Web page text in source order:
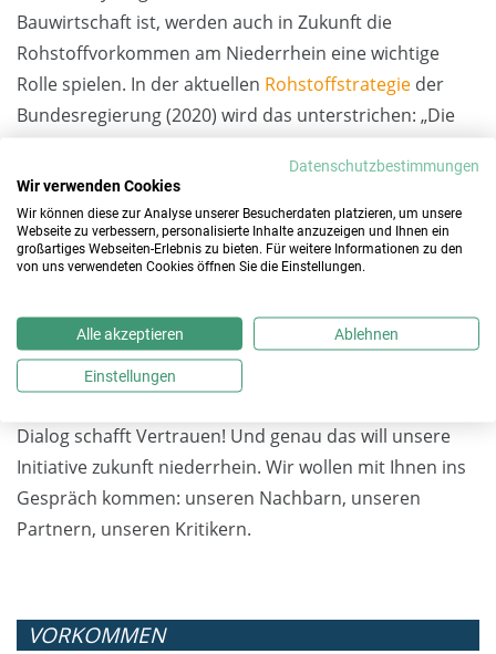
Bauwirtschaft ist, werden auch in Zukunft die
Rohstoffvorkommen am Niederrhein eine wichtige
Rolle spielen. In der aktuellen Rohstoffstrategie der
Bundesregierung (2020) wird das unterstrichen: „Die
mineralischen Rohstoffen ist entscheidend für
Wohlstand und Wachstum.“ Deshalb ist mehr
„gesellschaftliches Verständnis“ erforderlich. Dafür
werben die Mitgliedsunternehmen vonzukunft
Holen Sie sich Informationen zum Sand- und Kiesabbau
am Niederrhein hier aus erster Hand – Sollten Sie noch
Dialog schafft Vertrauen! Und genau das will unsere
Initiative zukunft niederrhein. Wir wollen mit Ihnen ins
Gespräch kommen: unseren Nachbarn, unseren
Partnern, unseren Kritikern.
VORKOMMEN
Datenschutzbestimmungen
Wir verwenden Cookies
Wir können diese zur Analyse unserer Besucherdaten platzieren, um unsere
Webseite zu verbessern, personalisierte Inhalte anzuzeigen und Ihnen ein
großartiges Webseiten-Erlebnis zu bieten. Für weitere Informationen zu den
von uns verwendeten Cookies öffnen Sie die Einstellungen.
Alle akzeptieren Ablehnen
Einstellungen